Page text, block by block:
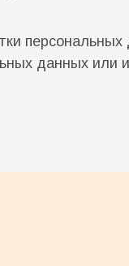
персональных
данных или